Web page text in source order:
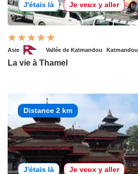
J'étais là Je veux y aller
Asie Vallée de Katmandou Katmandou
La vie à Thamel
Distance 2 km
J'étais là Je veux y aller